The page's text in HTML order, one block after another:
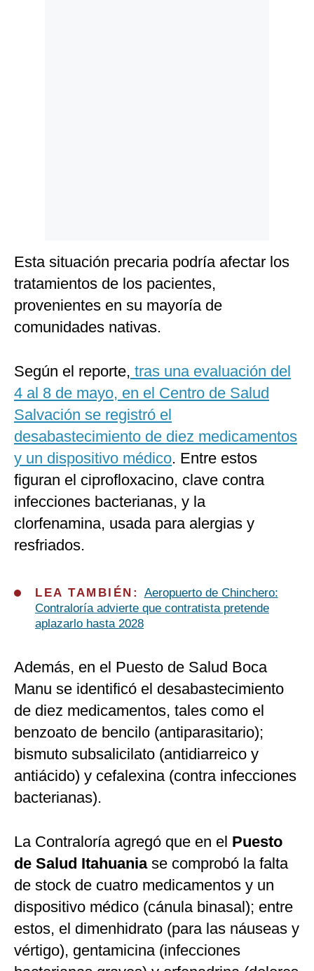
Esta situación precaria podría afectar los
tratamientos de los pacientes,
provenientes en su mayoría de
comunidades nativas.
Según el reporte, tras una evaluación del
4 al 8 de mayo, en el Centro de Salud
Salvación se registró el
desabastecimiento de diez medicamentos
y un dispositivo médico. Entre estos
figuran el ciprofloxacino, clave contra
infecciones bacterianas, y la
clorfenamina, usada para alergias y
resfriados.
LEA TAMBIÉN: Aeropuerto de Chinchero:
Contraloría advierte que contratista pretende
aplazarlo hasta 2028
Además, en el Puesto de Salud Boca
Manu se identificó el desabastecimiento
de diez medicamentos, tales como el
benzoato de bencilo (antiparasitario);
bismuto subsalicilato (antidiarreico y
antiácido) y cefalexina (contra infecciones
bacterianas).
La Contraloría agregó que en el Puesto
de Salud Itahuaniase comprobó la falta
de stock de cuatro medicamentos y un
dispositivo médico (cánula binasal); entre
estos, el dimenhidrato (para las náuseas y
vértigo), gentamicina (infecciones